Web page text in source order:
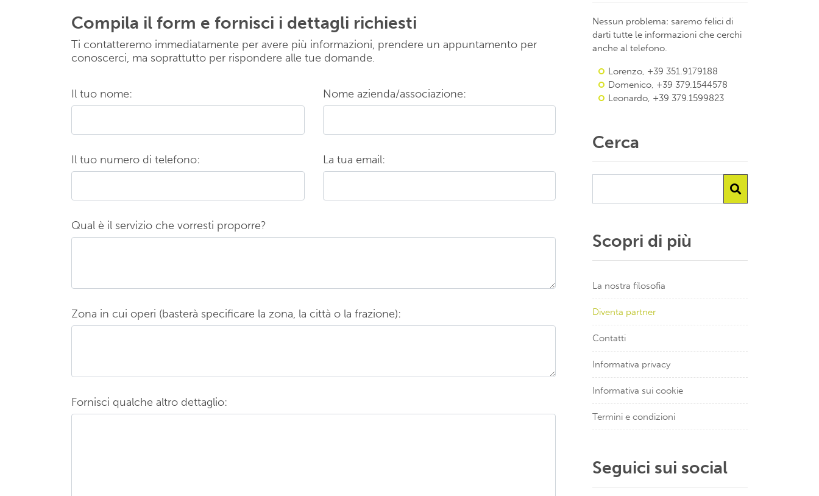
Compila il form e fornisci i dettagli richiesti
Ti contatteremo immediatamente per avere più informazioni, prendere un appuntamento per
conoscerci, ma soprattutto per rispondere alle tue domande.
Il tuo nome: Nome azienda/associazione:
Il tuo numero di telefono: La tua email:
Qual è il servizio che vorresti proporre?
Zona in cui operi (basterà specificare la zona, la città o la frazione):
Fornisci qualche altro dettaglio:
Nessun problema: saremo felici di
darti tutte le informazioni che cerchi
anche al telefono.
Lorenzo, +39 351.9179188
Domenico, +39 379.1544578
Leonardo, +39 379.1599823
Cerca
Scopri di più
La nostra filosofia
Diventa partner
Contatti
Informativa privacy
Informativa sui cookie
Termini e condizioni
Seguici sui social